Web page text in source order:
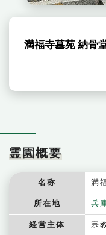
満福寺墓苑 納骨
霊園概要
名称 満
所在地 兵
経営主体 宗